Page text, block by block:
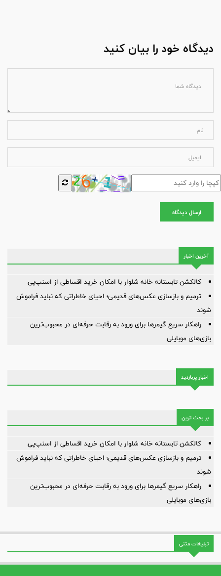
دیدگاه خود را بیان کنید
ارسال دیدگاه
آخرین اخبار
کالکشن تابستانه خانه شلوار با امکان خرید اقساطی از اسنپ‌پی
ترمیم و بازسازی عکس‌های قدیمی؛ احیای خاطراتی که نباید فراموش
شوند
راهکار سریع گیمرها برای ورود به رقابت حرفه‌ای در محبوب‌ترین
بازی‌های موبایلی
اخبار پربازدید
پر بحث ترین
کالکشن تابستانه خانه شلوار با امکان خرید اقساطی از اسنپ‌پی
ترمیم و بازسازی عکس‌های قدیمی؛ احیای خاطراتی که نباید فراموش
شوند
راهکار سریع گیمرها برای ورود به رقابت حرفه‌ای در محبوب‌ترین
بازی‌های موبایلی
تبلیغات متنی